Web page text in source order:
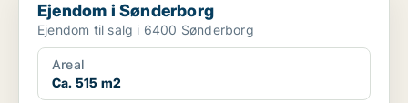
Ejendom i Sønderborg
Ejendom til salg i 6400 Sønderborg
Areal
Ca. 515 m2